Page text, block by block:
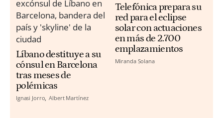
Líbano destituye a su
cónsul en Barcelona
tras meses de
polémicas
Ignasi Jorro Albert Martínez
Telefónica prepara su
red para el eclipse
solar con actuaciones
en más de 2.700
emplazamientos
Miranda Solana